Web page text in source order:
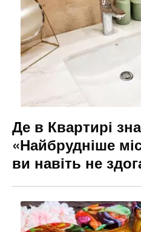
Де в Квартирі
«Найбрудніше
ви навіть не